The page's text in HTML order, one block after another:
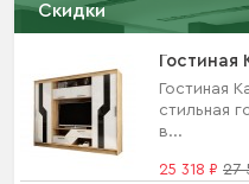
Скидки
Гостиная
Гостиная
стильная
в...
25 318 ₽ 27